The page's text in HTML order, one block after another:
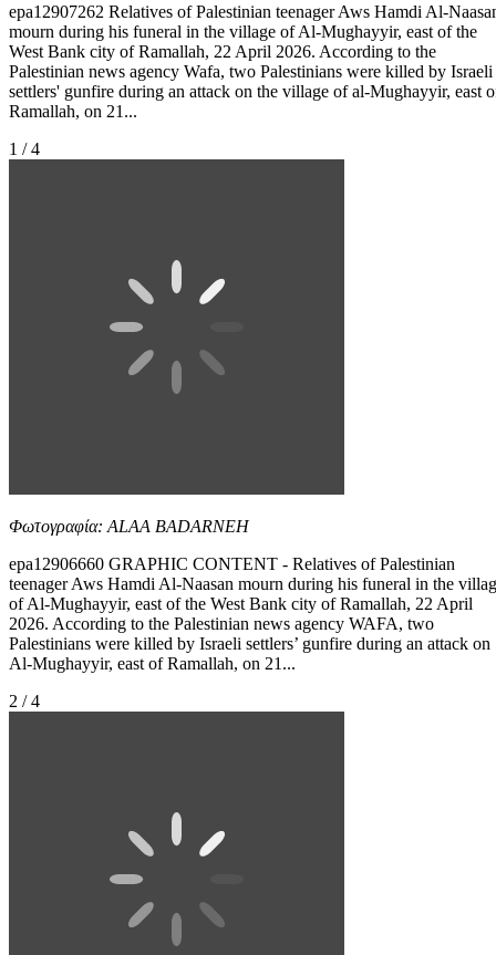
epa12907262 Relatives of Palestinian teenager Aws Hamdi Al-
mourn during his funeral in the village of Al-Mughayyir, east of the
West Bank city of Ramallah, 22 April 2026. According to the
Palestinian news agency Wafa, two Palestinians were killed by Israeli
settlers' gunfire during an attack on the village of al-Mughayyir, east
Ramallah, on 21...
1 / 4
Φωτογραφία: ALAA BADARNEH
epa12906660 GRAPHIC CONTENT - Relatives of Palestinian
teenager Aws Hamdi Al-Naasan mourn during his funeral in the
of Al-Mughayyir, east of the West Bank city of Ramallah, 22 April
2026. According to the Palestinian news agency WAFA, two
Palestinians were killed by Israeli settlers’ gunfire during an attack on
Al-Mughayyir, east of Ramallah, on 21...
2 / 4